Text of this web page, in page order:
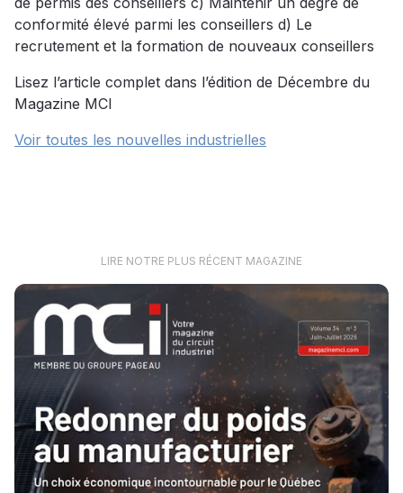
conformité élevé parmi les conseillers d) Le
recrutement et la formation de nouveaux conseillers
Lisez l’article complet dans l’édition de Décembre du
Magazine MCI
Voir toutes les nouvelles industrielles
LIRE NOTRE PLUS RÉCENT MAGAZINE